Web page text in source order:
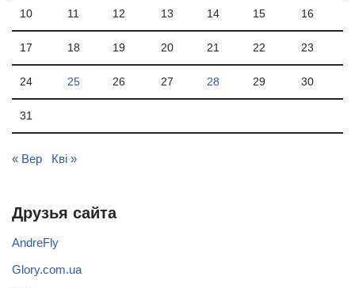
10 11 12 13 14 15 16
17 18 19 20 21 22 23
24 25 26 27 28 29 30
31
« Вер Кві »
Друзья сайта
AndreFly
Glory.com.ua